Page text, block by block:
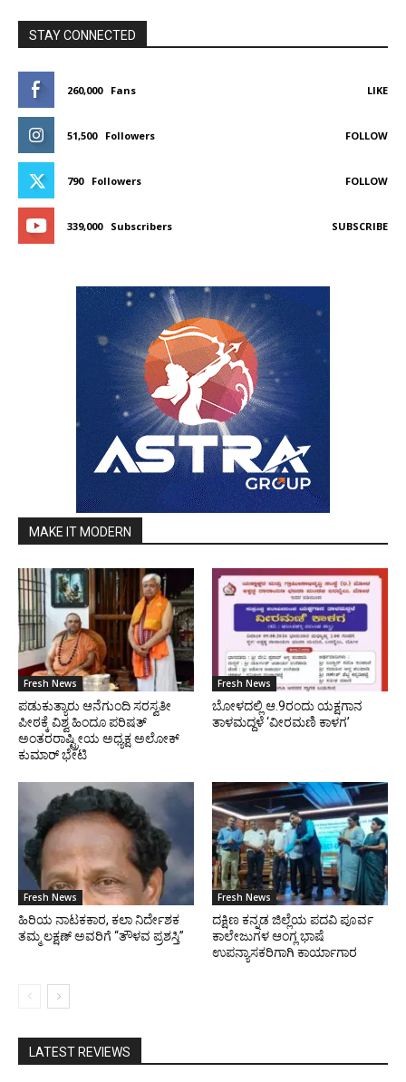
STAY CONNECTED
260,000 Fans LIKE
51,500 Followers FOLLOW
790 Followers FOLLOW
339,000 Subscribers SUBSCRIBE
MAKE IT MODERN
Fresh News
ಪಡುಕುತ್ಯಾರು ಆನೆಗುಂದಿ ಸರಸ್ವತೀ
ಪೀಠಕ್ಕೆ ವಿಶ್ವ ಹಿಂದೂ ಪರಿಷತ್
ಅಂತರರಾಷ್ಟ್ರೀಯ ಅಧ್ಯಕ್ಷ ಅಲೋಕ್
ಕುಮಾರ್ ಭೇಟಿ
Fresh News
ಬೋಳದಲ್ಲಿ ಆ.9ರಂದು ಯಕ್ಷಗಾನ
ತಾಳಮದ್ದಳೆ ‘ವೀರಮಣಿ ಕಾಳಗ’
Fresh News
ಹಿರಿಯ ನಾಟಕಕಾರ, ಕಲಾ ನಿರ್ದೇಶಕ
ತಮ್ಮ ಲಕ್ಷಣ್ ಅವರಿಗೆ “ತೌಳವ ಪ್ರಶಸ್ತಿ”
Fresh News
ದಕ್ಷಿಣ ಕನ್ನಡ ಜಿಲ್ಲೆಯ ಪದವಿ ಪೂರ್ವ
ಕಾಲೇಜುಗಳ ಆಂಗ್ಲ ಭಾಷೆ
ಉಪನ್ಯಾಸಕರಿಗಾಗಿ ಕಾರ್ಯಾಗಾರ
LATEST REVIEWS